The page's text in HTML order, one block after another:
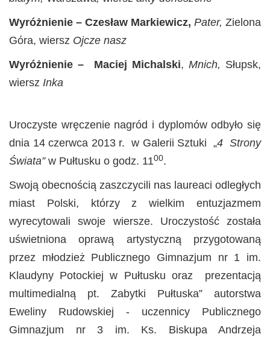
Wyróżnienie – Czesław Markiewicz, Pater, Zielona
Góra, wiersz Ojcze nasz
Wyróżnienie – Maciej Michalski, Mnich, Słupsk,
wiersz Inka
Uroczyste wręczenie nagród i dyplomów odbyło się
dnia 14 czerwca 2013 r. w Galerii Sztuki „4 Strony
Świata” w Pułtusku o godz. 1100.
Swoją obecnością zaszczycili nas laureaci odległych
miast Polski, którzy z wielkim entuzjazmem
wyrecytowali swoje wiersze. Uroczystość została
uświetniona oprawą artystyczną przygotowaną
przez młodzież Publicznego Gimnazjum nr 1 im.
Klaudyny Potockiej w Pułtusku oraz prezentacją
multimedialną pt. Zabytki Pułtuska” autorstwa
Eweliny Rudowskiej - uczennicy Publicznego
Gimnazjum nr 3 im. Ks. Biskupa Andrzeja